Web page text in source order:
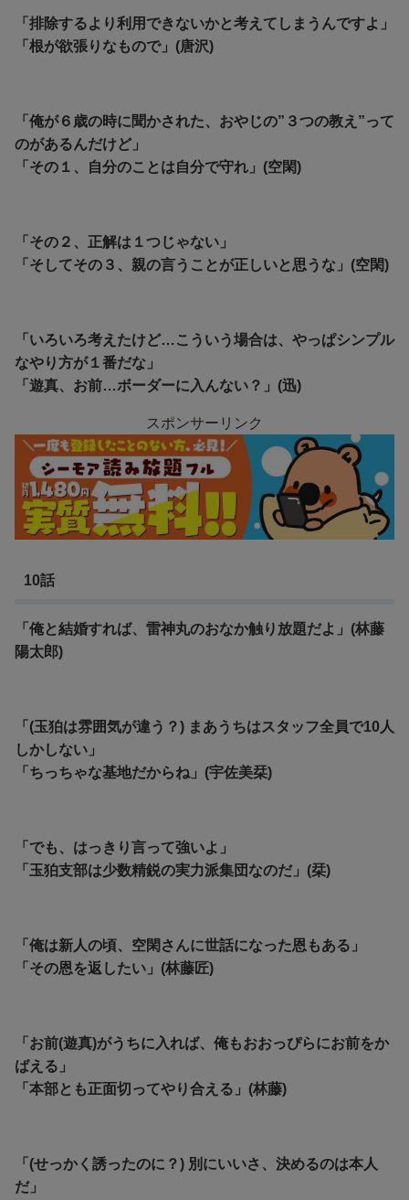
「排除するより利用できないかと考えてしまうんですよ」
「根が欲張りなもので」(唐沢)
「俺が６歳の時に聞かされた、おやじの”３つの教え”って
のがあるんだけど」
「その１、自分のことは自分で守れ」(空閑)
「その２、正解は１つじゃない」
「そしてその３、親の言うことが正しいと思うな」(空閑)
「いろいろ考えたけど…こういう場合は、やっぱシンプル
なやり方が１番だな」
「遊真、お前…ボーダーに入んない？」(迅)
スポンサーリンク
10話
「俺と結婚すれば、雷神丸のおなか触り放題だよ」(林藤
陽太郎)
「(玉狛は雰囲気が違う？) まあうちはスタッフ全員で10人
しかしない」
「ちっちゃな基地だからね」(宇佐美栞)
「でも、はっきり言って強いよ」
「玉狛支部は少数精鋭の実力派集団なのだ」(栞)
「俺は新人の頃、空閑さんに世話になった恩もある」
「その恩を返したい」(林藤匠)
「お前(遊真)がうちに入れば、俺もおおっぴらにお前をか
ばえる」
「本部とも正面切ってやり合える」(林藤)
「(せっかく誘ったのに？) 別にいいさ、決めるのは本人
だ」